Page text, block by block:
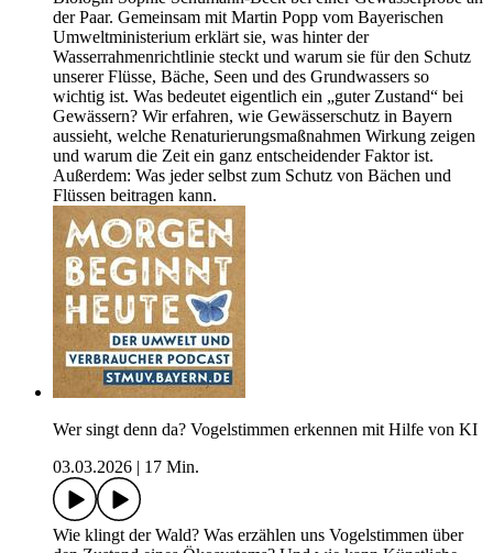
der Paar. Gemeinsam mit Martin Popp vom Bayerischen
Umweltministerium erklärt sie, was hinter der
Wasserrahmenrichtlinie steckt und warum sie für den Schutz
unserer Flüsse, Bäche, Seen und des Grundwassers so
wichtig ist. Was bedeutet eigentlich ein „guter Zustand“ bei
Gewässern? Wir erfahren, wie Gewässerschutz in Bayern
aussieht, welche Renaturierungsmaßnahmen Wirkung zeigen
und warum die Zeit ein ganz entscheidender Faktor ist.
Außerdem: Was jeder selbst zum Schutz von Bächen und
Flüssen beitragen kann.
Wer singt denn da? Vogelstimmen erkennen mit Hilfe von KI
03.03.2026
17 Min.
Wie klingt der Wald? Was erzählen uns Vogelstimmen über